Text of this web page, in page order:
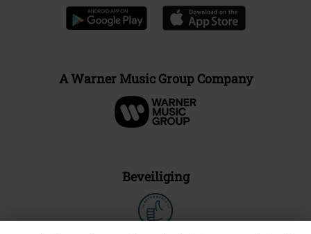
A Warner Music Group Company
Beveiliging